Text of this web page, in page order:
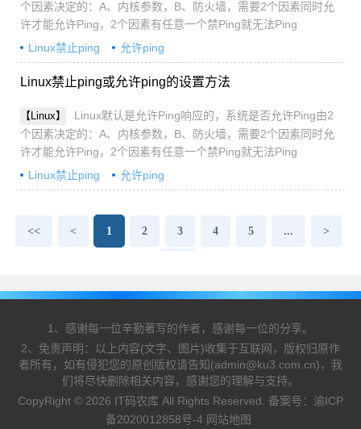
个因素决定的：A、内核参数，B、防火墙，需要2个因素同时允
许才能允许Ping，2个因素有任意一个禁Ping就无法Ping
Linux禁止ping
允许ping
Linux禁止ping或允许ping的设置方法
【Linux】
Linux默认是允许Ping响应的，系统是否允许Ping由2
个因素决定的：A、内核参数，B、防火墙，需要2个因素同时允
许才能允许Ping，2个因素有任意一个禁Ping就无法Ping
Linux禁止ping
允许ping
<< < 1 2 3 4 5 ... >
1、感谢每一位辛勤著写的作者，感谢每一位的分享。
2、免责声明：以上内容(文字、图片)收集于互联网，版权归原作
者所有，如有侵犯您的原创版权请告知(admin@ku3.com.cn)，我
们将尽快删除相关内容，感谢您的理解与支持。
CopyRight © 2026 IT码农库 All Rights Reserved. 备案号： 渝ICP
备2020012858号-4 网站地图